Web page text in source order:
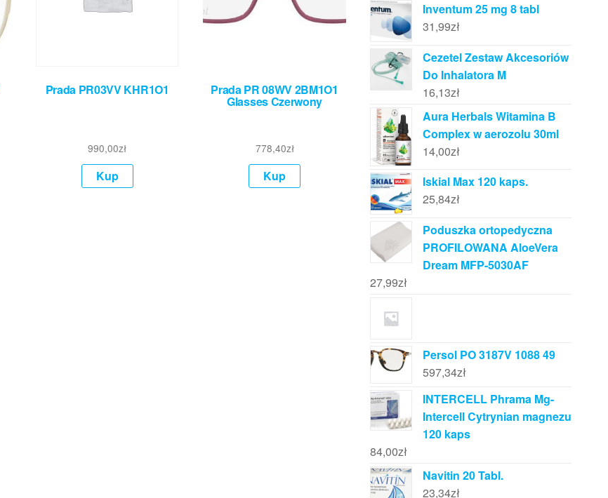
Prada PR03VV KHR1O1
990,00zł
Kup
Prada PR 08WV 2BM1O1
Glasses Czerwony
778,40zł
Kup
Inventum 25 mg 8 tabl
31,99zł
Cezetel Zestaw Akcesoriów
Do Inhalatora M
16,13zł
Aura Herbals Witamina B
Complex w aerozolu 30ml
14,00zł
Iskial Max 120 kaps.
25,84zł
Poduszka ortopedyczna
PROFILOWANA AloeVera
Dream MFP-5030AF
27,99zł
Persol PO 3187V 1088 49
597,34zł
INTERCELL Phrama Mg-
Intercell Cytrynian magnezu
120 kaps
84,00zł
Navitin 20 Tabl.
23,34zł